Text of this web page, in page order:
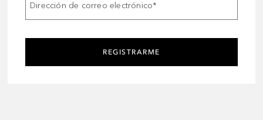
Dirección de correo electrónico*
REGISTRARME